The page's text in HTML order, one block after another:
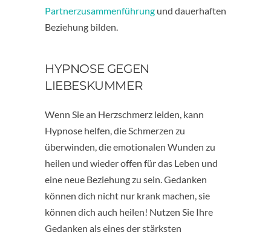
Partnerzusammenführung und dauerhaften
Beziehung bilden.
HYPNOSE GEGEN
LIEBESKUMMER
Wenn Sie an Herzschmerz leiden, kann
Hypnose helfen, die Schmerzen zu
überwinden, die emotionalen Wunden zu
heilen und wieder offen für das Leben und
eine neue Beziehung zu sein. Gedanken
können dich nicht nur krank machen, sie
können dich auch heilen! Nutzen Sie Ihre
Gedanken als eines der stärksten